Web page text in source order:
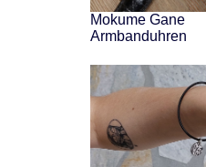
Mokume Gane
Armbanduhren